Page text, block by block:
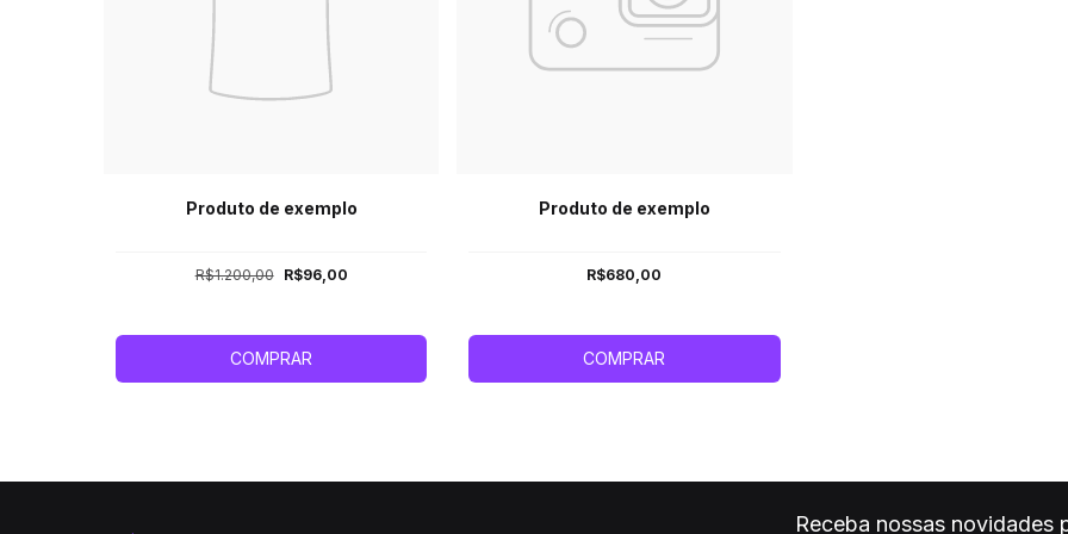
Produto de exemplo
R$1.200,00 R$96,00
COMPRAR
Produto de exemplo
R$680,00
COMPRAR
Receba nossas novidades